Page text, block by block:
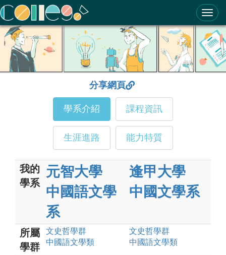
ColleGo! 大學選才與高中育才輔助系統
分享網頁
學系介紹 課程資訊
生涯進路 能力特質
我的
學系
元智大學
中國語文學
系
逢甲大學
中國文學系
所屬
學群
文史哲學群
中國語文學類
文史哲學群
中國語文學類